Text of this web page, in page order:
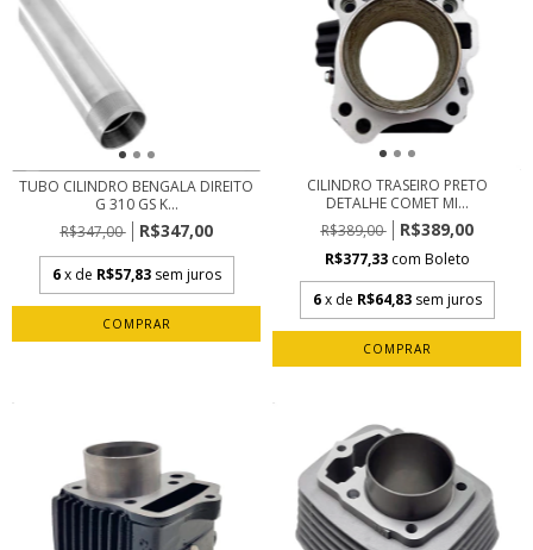
TUBO CILINDRO BENGALA DIREITO
G 310 GS K...
R$347,00
R$347,00
6 x de R$57,83 sem juros
CILINDRO TRASEIRO PRETO
DETALHE COMET MI...
R$389,00
R$389,00
R$377,33 com Boleto
6 x de R$64,83 sem juros